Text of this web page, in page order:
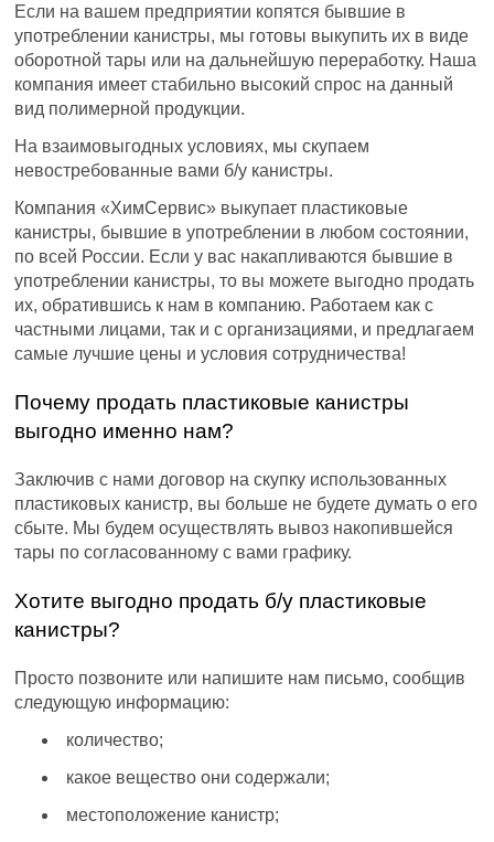
Если на вашем предприятии копятся бывшие в
употреблении канистры, мы готовы выкупить их в виде
оборотной тары или на дальнейшую переработку. Наша
компания имеет стабильно высокий спрос на данный
вид полимерной продукции.
На взаимовыгодных условиях, мы скупаем
невостребованные вами б/у канистры.
Компания «ХимСервис» выкупает пластиковые
канистры, бывшие в употреблении в любом состоянии,
по всей России. Если у вас накапливаются бывшие в
употреблении канистры, то вы можете выгодно продать
их, обратившись к нам в компанию. Работаем как с
частными лицами, так и с организациями, и предлагаем
самые лучшие цены и условия сотрудничества!
Почему продать пластиковые канистры
выгодно именно нам?
Заключив с нами договор на скупку использованных
пластиковых канистр, вы больше не будете думать о его
сбыте. Мы будем осуществлять вывоз накопившейся
тары по согласованному с вами графику.
Хотите выгодно продать б/у пластиковые
канистры?
Просто позвоните или напишите нам письмо, сообщив
следующую информацию:
количество;
какое вещество они содержали;
местоположение канистр;